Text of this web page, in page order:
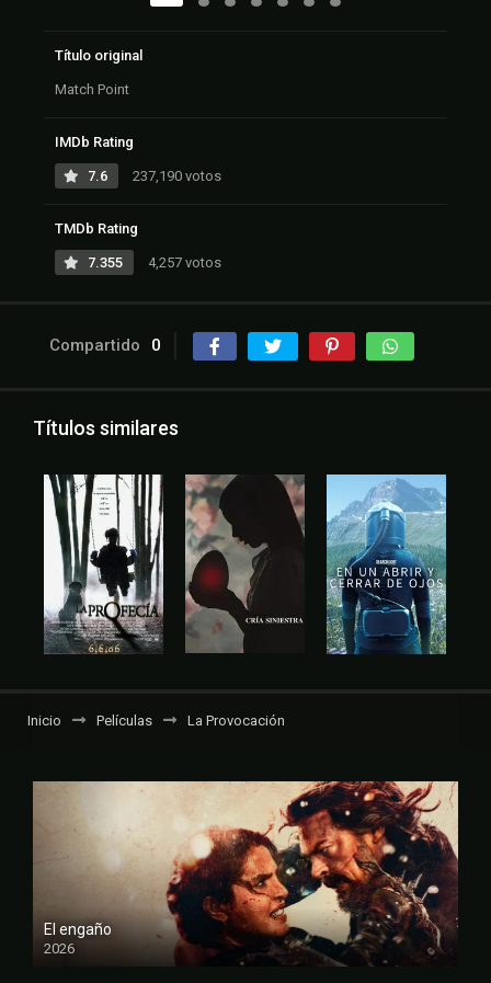
Título original
Match Point
IMDb Rating
7.6 237,190 votos
TMDb Rating
7.355 4,257 votos
Compartido 0
Títulos similares
Inicio Películas La Provocación
El engaño
2026
FULL HD